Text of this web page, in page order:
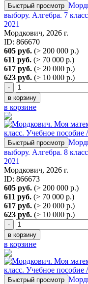
Быстрый просмотр
выбору. Алгебра. 7
2021
Мордкович, 2026 г.
ID: 866670
605 руб. (> 200 000 р.)
611 руб. (> 70 000 р.)
617 руб. (> 20 000 р.)
623 руб. (> 10 000 р.)
-
в корзину
в корзине
Быстрый просмотр
выбору. Алгебра. 8
2021
Мордкович, 2026 г.
ID: 866673
605 руб. (> 200 000 р.)
611 руб. (> 70 000 р.)
617 руб. (> 20 000 р.)
623 руб. (> 10 000 р.)
-
в корзину
в корзине
Быстрый просмотр